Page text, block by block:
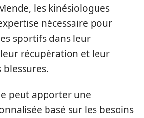
les kinésiologues
nécessaire pour
sportifs dans leur
récupération et leur
peut apporter une
basé sur les besoins